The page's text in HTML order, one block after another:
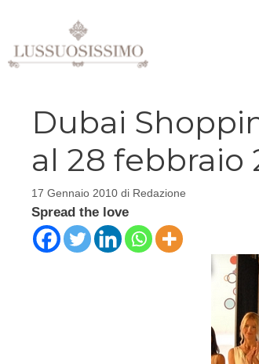
contenuto
Dubai
al 28 febbraio
17 Gennaio 2010 di Redazione
Spread the love